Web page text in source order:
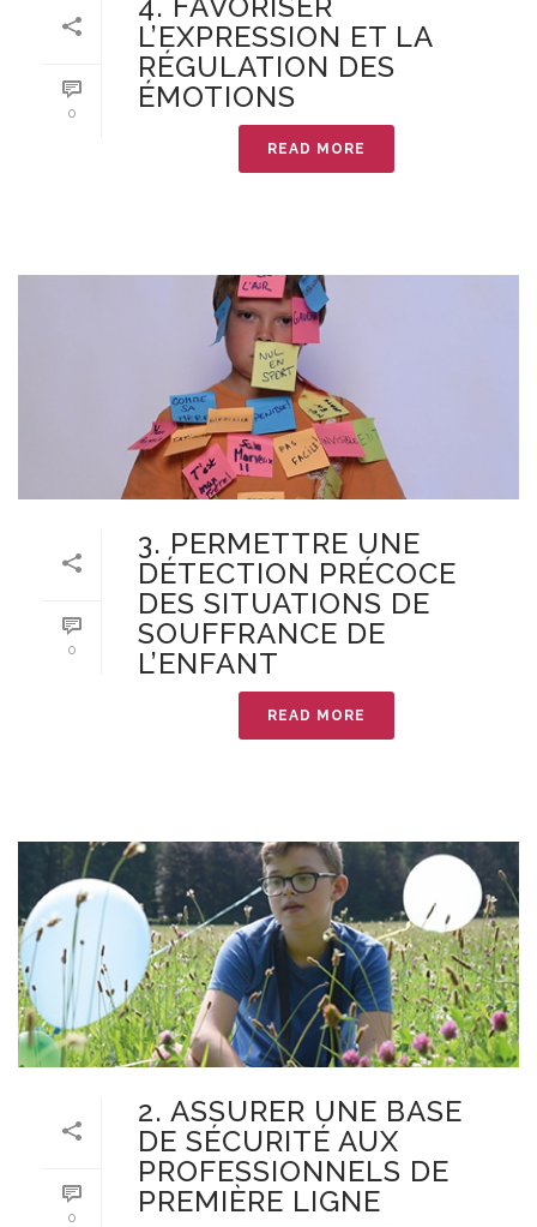
0
L’EXPRESSION ET LA
RÉGULATION DES
ÉMOTIONS
READ MORE
0
3. PERMETTRE UNE
DÉTECTION PRÉCOCE
DES SITUATIONS DE
SOUFFRANCE DE
L’ENFANT
READ MORE
0
2. ASSURER UNE BASE
DE SÉCURITÉ AUX
PROFESSIONNELS DE
PREMIÈRE LIGNE